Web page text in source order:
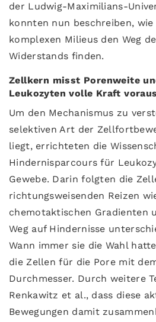
der Ludwig-Maximilians-
konnten nun beschreiben,
komplexen Milieus den Weg
Widerstands finden.
Zellkern misst Porenweite
Leukozyten volle Kraft voraus
Um den Mechanismus zu
selektiven Art der
liegt, errichteten die
Hindernisparcours für
Gewebe. Darin folgten die
richtungsweisenden Reizen
chemotaktischen Gradienten
Weg auf Hindernisse
Wann immer sie die Wahl
die Zellen für die Pore mit
Durchmesser. Durch weitere
Renkawitz et al., dass diese
Bewegungen damit